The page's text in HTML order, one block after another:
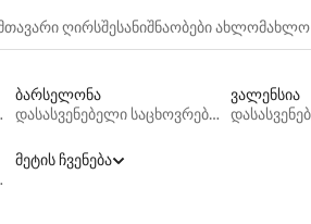
ღირსშესანიშნაობები ახლომახლო
ბარსელონა
დასასვენებელი საცხოვრებლები
ვალენსია
მეტის ჩვენება